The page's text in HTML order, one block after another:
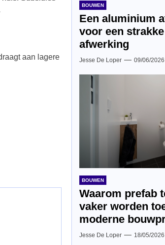
aan lagere
BOUWEN
Een aluminium
voor een
afwerking
Jesse De Loper 09/06/2026
BOUWEN
Waarom prefab
vaker worden
moderne
Jesse De Loper 18/05/2026